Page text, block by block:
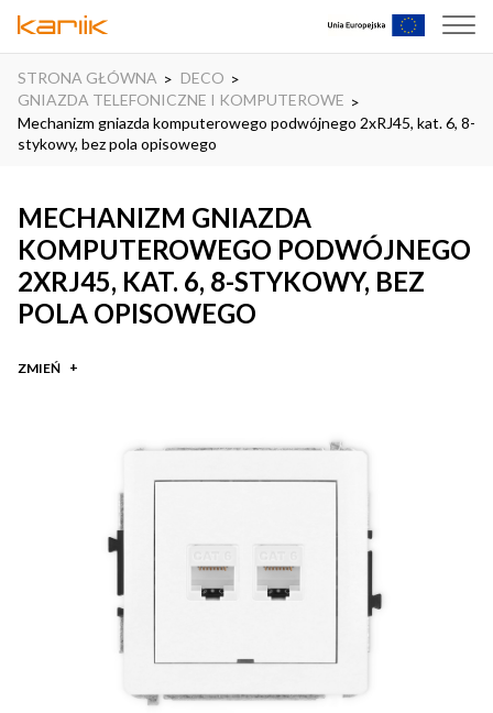
STRONA GŁÓWNA
DECO
GNIAZDA TELEFONICZNE I KOMPUTEROWE
Mechanizm gniazda komputerowego podwójnego 2xRJ45, kat. 6, 8-
stykowy, bez pola opisowego
MECHANIZM GNIAZDA
KOMPUTEROWEGO PODWÓJNEGO
2XRJ45, KAT. 6, 8-STYKOWY, BEZ
POLA OPISOWEGO
ZMIEŃ